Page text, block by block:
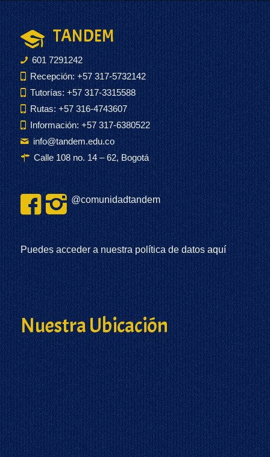
TANDEM
601 7291242
Recepción: +57 317-5732142
Tutorías: +57 317-3315588
Rutas: +57 316-4743607
Información: +57 317-6380522
info@tandem.edu.co
Calle 108 no. 14 – 62, Bogotá
@comunidadtandem
Puedes acceder a nuestra política de datosaquí
Nuestra Ubicación